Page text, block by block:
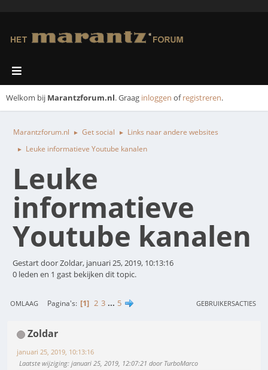
Welkom bij Marantzforum.nl. Graag inloggen ofregistreren.
Marantzforum.nl ► Get social ► Links naar andere websites
► Leuke informatieve Youtube kanalen
Leuke
informatieve
Youtube kanalen
Gestart door Zoldar, januari 25, 2019, 10:13:16
0 leden en 1 gast bekijken dit topic.
OMLAAG Pagina's 1 2 3 ... 5 GEBRUIKERSACTIES
Zoldar
januari 25, 2019, 10:13:16
Laatste wijziging: januari 25, 2019, 12:07:21 door TurboMarco